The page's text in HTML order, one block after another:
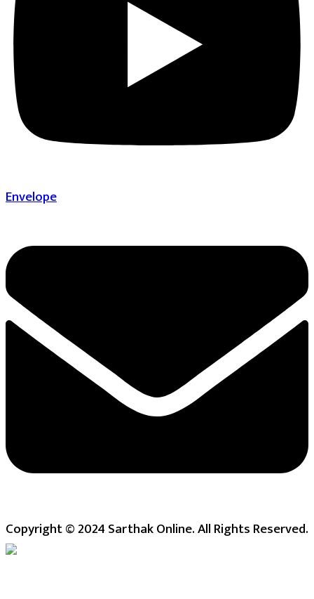
Envelope
Copyright © 2024 Sarthak Online. All Rights Reserved.